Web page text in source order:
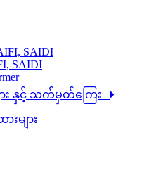
SAIDI
SAIDI
ား နှင့် သက်မှတ်ကြေး
းများ